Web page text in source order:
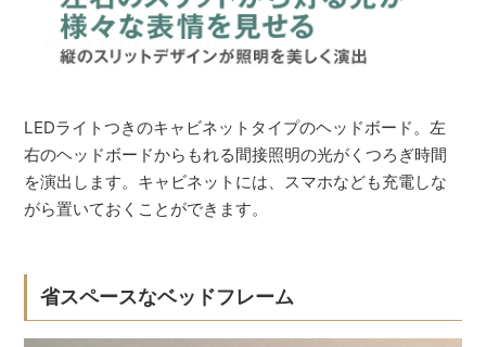
LEDライトつきのキャビネットタイプのヘッドボード。左
右のヘッドボードからもれる間接照明の光がくつろぎ時間
を演出します。キャビネットには、スマホなども充電しな
がら置いておくことができます。
省スペースなベッドフレーム